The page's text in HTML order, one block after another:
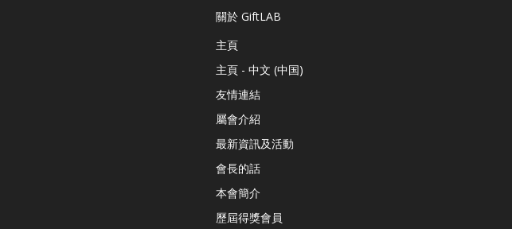
關於 GiftLAB
主頁
主頁 - 中文 (中国)
友情連結
屬會介紹
最新資訊及活動
會長的話
本會簡介
歷屆得獎會員